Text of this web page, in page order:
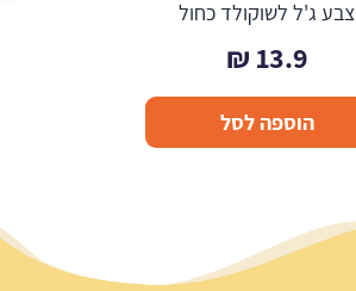
צבע ג'ל לשוקולד כחול
13.9
₪
הוספה לסל